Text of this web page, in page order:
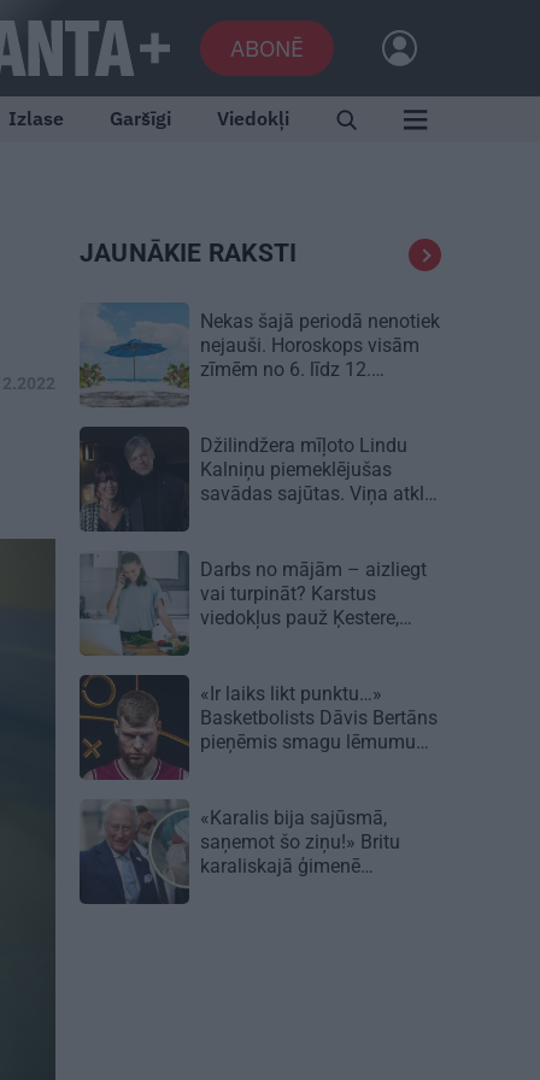
ABONĒ
Izlase Garšīgi Viedokļi
JAUNĀKIE RAKSTI
Nekas šajā periodā nenotiek
nejauši. Horoskops visām
zīmēm no 6. līdz 12.
Džilindžera mīļoto Lindu
Kalniņu piemeklējušas
savādas sajūtas. Viņa atklāj
Darbs no mājām – aizliegt
vai turpināt? Karstus
viedokļus pauž Ķestere,
«Ir laiks likt punktu…»
Basketbolists Dāvis Bertāns
pieņēmis smagu lēmumu
«Karalis bija sajūsmā,
saņemot šo ziņu!» Britu
karaliskajā ģimenē